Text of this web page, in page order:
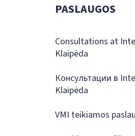
PASLAUGOS
Consultations at
Klaipėda
Консультации в
Klaipėda
VMI teikiamos